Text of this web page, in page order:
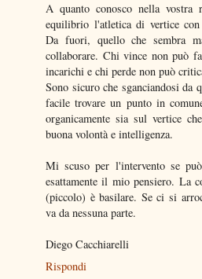
A quanto conosco nella vostra
equilibrio l'atletica di vertice con
Da fuori, quello che sembra
collaborare. Chi vince non può
incarichi e chi perde non può
Sono sicuro che sganciandosi da
facile trovare un punto in
organicamente sia sul vertice
buona volontà e intelligenza.
Mi scuso per l'intervento se
esattamente il mio pensiero. La
(piccolo) è basilare. Se ci si
va da nessuna parte.
Diego Cacchiarelli
Rispondi